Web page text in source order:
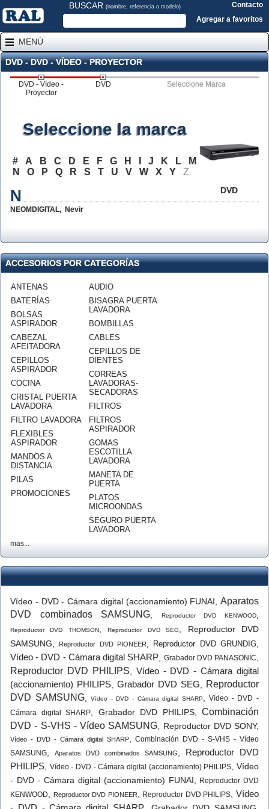
BUSCAR (nombre, referencia o modelo)
Contacto
Agregar a favoritos
MENÚ
DVD - DVD - VÍDEO - PROYECTOR
DVD - Vídeo -
Proyector
DVD Seleccione Marca
DVD
Seleccione la marca
# A B C D E F G H J K L
M
N
O P Q R S T U V W X Y Z
N
NEOMDIGITAL, Nevir
ACCESORIOS POR CATEGORÍAS
ANTENAS
BATERÍAS
BOLSAS
ASPIRADOR
CABEZAL
AFEITADORA
CEPILLOS
ASPIRADOR
COCINA
CRISTAL PUERTA
LAVADORA
FILTRO LAVADORA
FLEXIBLES
ASPIRADOR
MANDOS A
DISTANCIA
PILAS
PROMOCIONES
AUDIO
BISAGRA PUERTA
LAVADORA
BOMBILLAS
CABLES
CEPILLOS DE
DIENTES
CORREAS
LAVADORAS-
SECADORAS
FILTROS
FILTROS
ASPIRADOR
GOMAS
ESCOTILLA
LAVADORA
MANETA DE
PUERTA
PLATOS
MICROONDAS
SEGURO PUERTA
LAVADORA
mas...
Vídeo - DVD - Cámara digital (accionamiento) FUNAI
Aparatos
DVD combinados SAMSUNG
Reproductor DVD KENWOOD
Reproductor DVD THOMSON,Reproductor DVD SEG
Reproductor DVD
SAMSUNG ,Reproductor DVD PIONEER Reproductor DVD GRUNDIG
Vídeo - DVD - Cámara digital SHARP Grabador DVD PANASONIC
Reproductor DVD PHILIPS
Vídeo - DVD - Cámara digital
(accionamiento) PHILIPS Grabador DVD SEG
Reproductor
DVD SAMSUNG,Vídeo - DVD - Cámara digital SHARP,Vídeo - DVD -
Cámara digital SHARP
Grabador DVD PHILIPS, Combinación
DVD - S-VHS - Vídeo SAMSUNG
Reproductor DVD SONY,
Vídeo - DVD - Cámara digital SHARP,Combinación DVD - S-VHS - Vídeo
SAMSUNG
Aparatos DVD combinados SAMSUNG
Reproductor DVD
PHILIPS
Vídeo - DVD - Cámara digital (accionamiento) PHILIPS ,Vídeo
- DVD - Cámara digital (accionamiento) FUNAI
Reproductor DVD
KENWOOD
Reproductor DVD PIONEER, Reproductor DVD PHILIPS ,Vídeo